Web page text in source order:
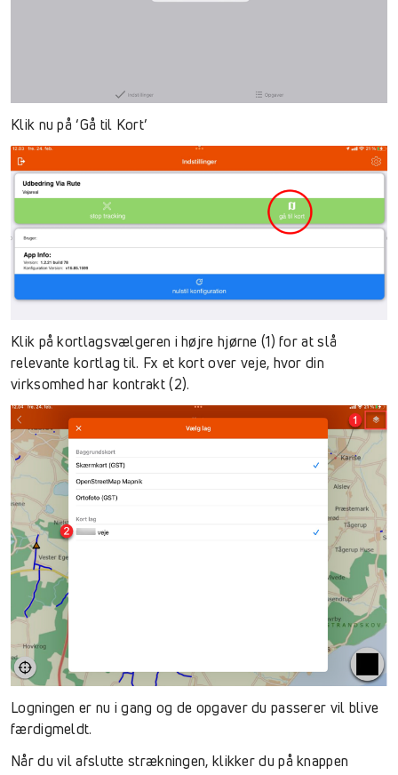
Klik nu på ‘Gå til Kort’
Klik på kortlagsvælgeren i højre hjørne (1) for at slå
relevante kortlag til. Fx et kort over veje, hvor din
virksomhed har kontrakt (2).
Logningen er nu i gang og de opgaver du passerer vil blive
færdigmeldt.
Når du vil afslutte strækningen, klikker du på knappen